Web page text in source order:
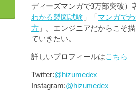
ディーズマンガで3万部突破）
わかる製図試験 」「マンガで
方 」。エンジニアだからこそ
ていきたい。
詳しいプロフィールはこちら
Twitter:@hizumedex
Instagram:@hizumedex